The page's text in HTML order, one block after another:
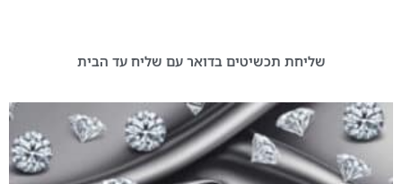
שליחת תכשיטים בדואר עם שליח עד הבית